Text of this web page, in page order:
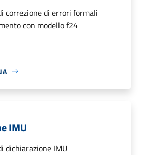
correzione di errori formali
con modello f24
IMU
dichiarazione IMU